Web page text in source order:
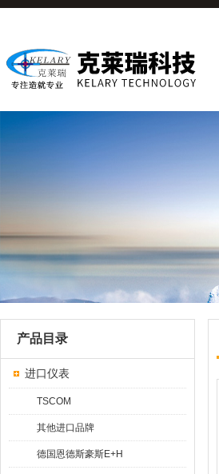
产品目录
进口仪表
TSCOM
其他进口品牌
德国恩德斯豪斯E+H